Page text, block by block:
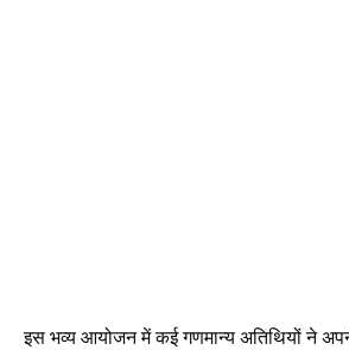
इस भव्य आयोजन में कई गणमान्य अतिथियों ने